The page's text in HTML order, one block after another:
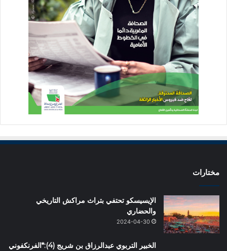
مختارات
الإيسيسكو تحتفي بتراث مراكش التاريخي
والحضاري
2024-04-30
الخبير التربوي عبدالرزاق بن شريج (4):*الفرنكفوني